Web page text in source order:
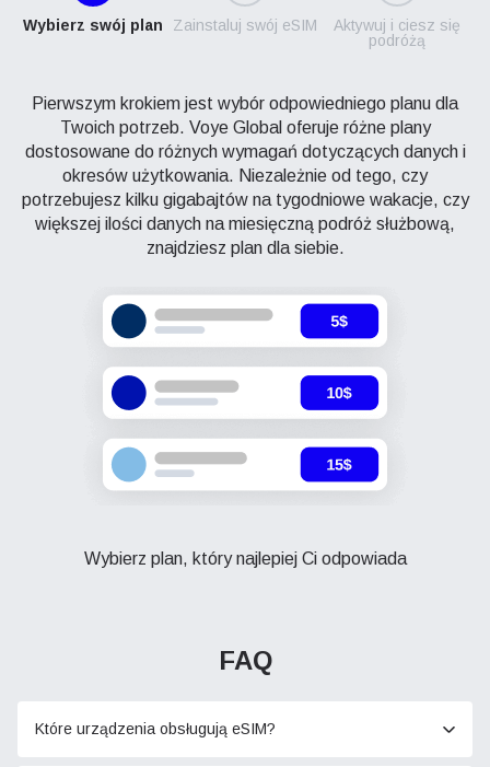
Wybierz swój plan Zainstaluj swój eSIM
Aktywuj i ciesz się
podróżą
Pierwszym krokiem jest wybór odpowiedniego planu dla
Twoich potrzeb. Voye Global oferuje różne plany
dostosowane do różnych wymagań dotyczących danych i
okresów użytkowania. Niezależnie od tego, czy
potrzebujesz kilku gigabajtów na tygodniowe wakacje, czy
większej ilości danych na miesięczną podróż służbową,
znajdziesz plan dla siebie.
Wybierz plan, który najlepiej Ci odpowiada
FAQ
Które urządzenia obsługują eSIM?